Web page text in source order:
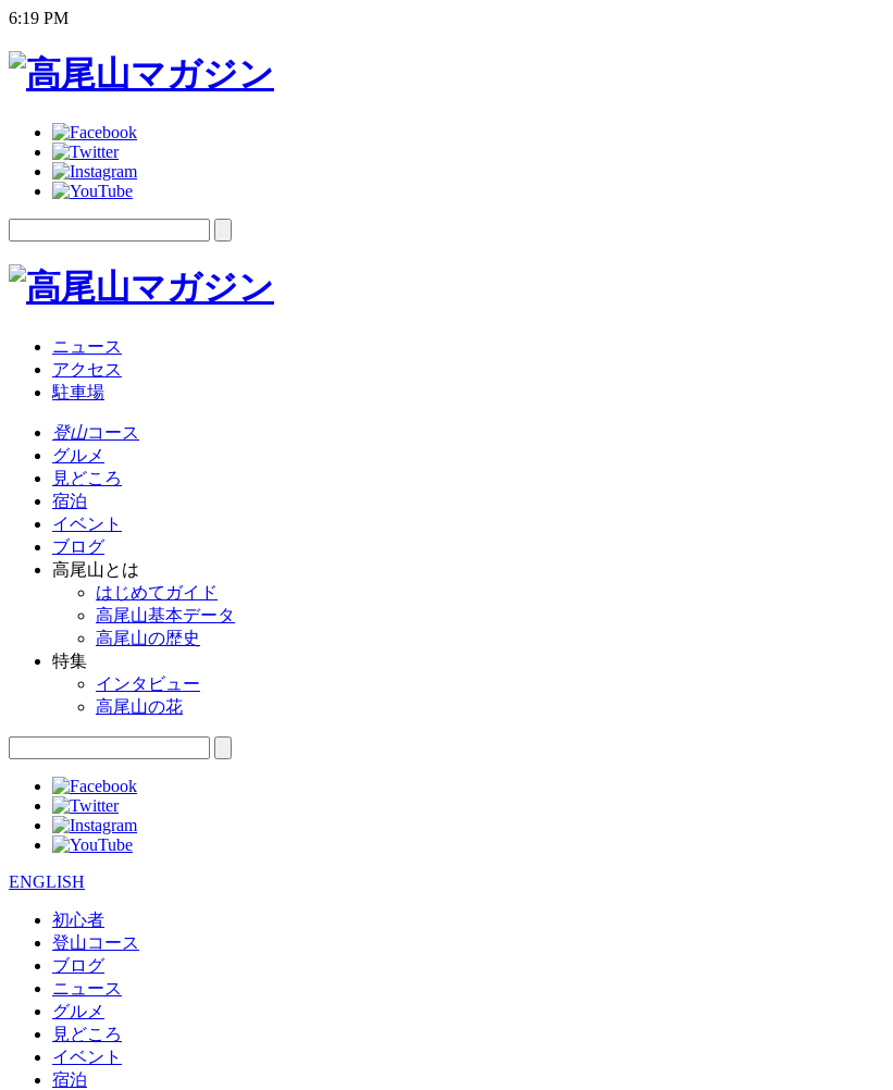
6:19 PM
ニュース
アクセス
駐車場
登山コース
グルメ
見どころ
宿泊
イベント
ブログ
高尾山とは
はじめてガイド
高尾山基本データ
高尾山の歴史
特集
インタビュー
高尾山の花
ENGLISH
初心者
登山コース
ブログ
ニュース
グルメ
見どころ
イベント
宿泊